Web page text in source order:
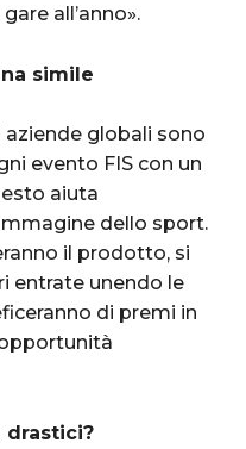
all’anno».
simile
aziende globali sono
evento FIS con un
aiuta
dello sport.
il prodotto, si
entrate unendo le
di premi in
drastici?